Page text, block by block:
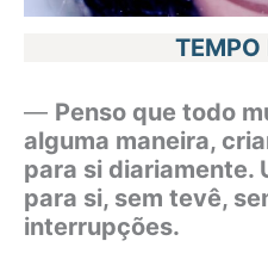
TEMPO
— Penso que todo
alguma maneira,
para si diariamente.
para si, sem tevê,
interrupções.